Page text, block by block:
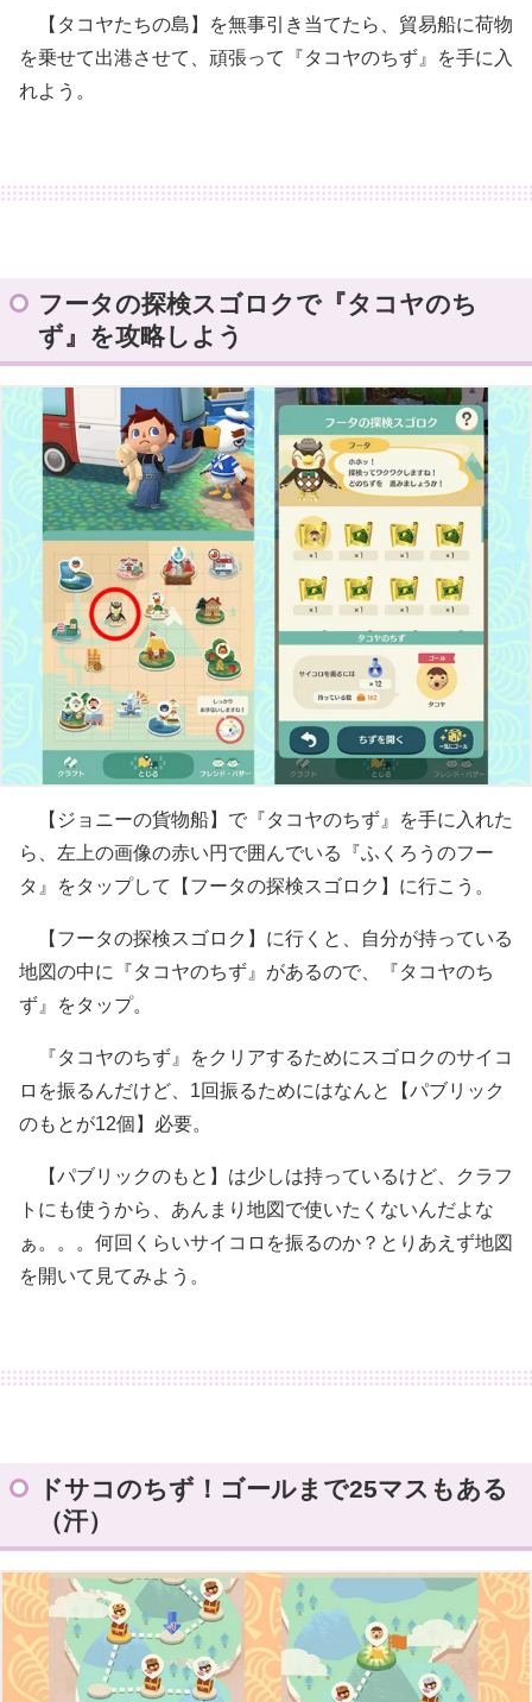
【タコヤたちの島】を無事引き当てたら、貿易船に荷物
を乗せて出港させて、頑張って『タコヤのちず』を手に入
れよう。
フータの探検スゴロクで『タコヤのち
ず』を攻略しよう
【ジョニーの貨物船】で『タコヤのちず』を手に入れた
ら、左上の画像の赤い円で囲んでいる『ふくろうのフー
タ』をタップして【フータの探検スゴロク】に行こう。
【フータの探検スゴロク】に行くと、自分が持っている
地図の中に『タコヤのちず』があるので、『タコヤのち
ず』をタップ。
『タコヤのちず』をクリアするためにスゴロクのサイコ
ロを振るんだけど、1回振るためにはなんと【パブリック
のもとが12個】必要。
【パブリックのもと】は少しは持っているけど、クラフ
トにも使うから、あんまり地図で使いたくないんだよな
ぁ。。。何回くらいサイコロを振るのか？とりあえず地図
を開いて見てみよう。
ドサコのちず！ゴールまで25マスもある
（汗）